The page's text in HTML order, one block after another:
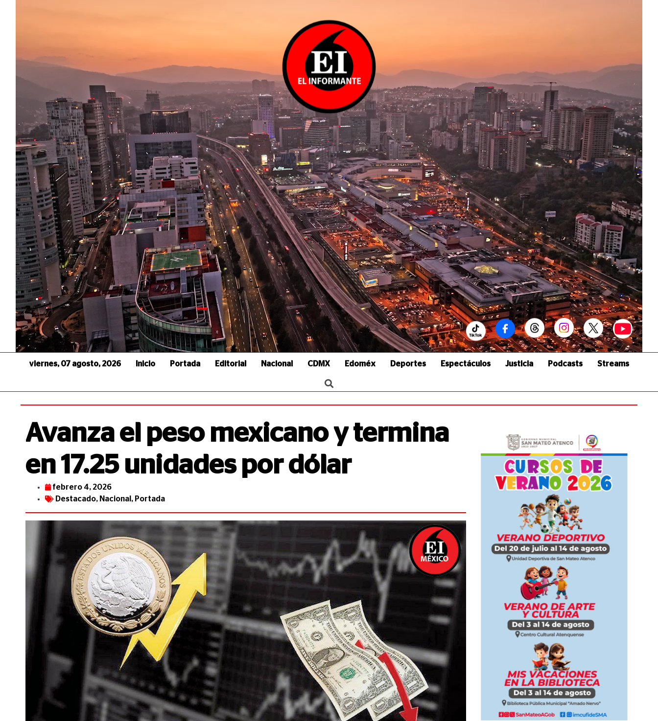
viernes, 07 agosto, 2026 Inicio Portada Editorial Nacional CDMX Edoméx Deportes Espectáculos Justicia Podcasts Streams
Avanza el peso mexicano y termina
en 17.25 unidades por dólar
febrero 4, 2026
Destacado, Nacional , Portada